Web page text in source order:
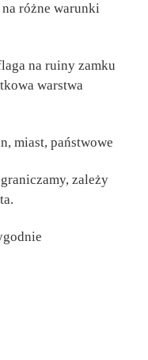
różne warunki
na ruiny zamku
warstwa
miast, państwowe
zależy